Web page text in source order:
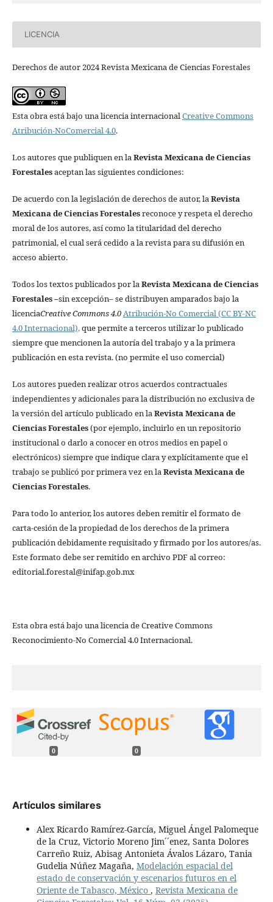
LICENCIA
Derechos de autor 2024 Revista Mexicana de Ciencias Forestales
Esta obra está bajo una licencia internacionalCreative Commons
Atribución-NoComercial 4.0.
Los autores que publiquen en laRevista Mexicana de Ciencias
Forestalesaceptan las siguientes condiciones:
De acuerdo con la legislación de derechos de autor, laRevista
Mexicana de Ciencias Forestalesreconoce y respeta el derecho
moral de los autores, así como la titularidad del derecho
patrimonial, el cual será cedido a la revista para su difusión en
acceso abierto.
Todos los textos publicados por laRevista Mexicana de Ciencias
Forestales–sin excepción– se distribuyen amparados bajo la
licenciaCreative Commons 4.0Atribución-No Comercial (CC BY-NC
4.0 Internacional),que permite a terceros utilizar lo publicado
siempre que mencionen la autoría del trabajo y a la primera
publicación en esta revista. (no permite el uso comercial)
Los autores pueden realizar otros acuerdos contractuales
independientes y adicionales para la distribución no exclusiva de
la versión del artículo publicado en laRevista Mexicana de
Ciencias Forestales(por ejemplo, incluirlo en un repositorio
institucional o darlo a conocer en otros medios en papel o
electrónicos) siempre que indique clara y explícitamente que el
trabajo se publicó por primera vez en laRevista Mexicana de
Ciencias Forestales.
Para todo lo anterior, los autores deben remitir el formato de
carta-cesión de la propiedad de los derechos de la primera
publicación debidamente requisitado y firmado por los autores/as.
Este formato debe ser remitido en archivo PDF al correo:
editorial.forestal@inifap.gob.mx
Esta obra está bajo una licencia de Creative Commons
Reconocimiento-No Comercial 4.0 Internacional.
0 0
Artículos similares
Alex Ricardo Ramírez-García, Miguel Ángel Palomeque
de la Cruz, Victorio Moreno Jim´´enez, Santa Dolores
Carreño Ruiz, Abisag Antonieta Ávalos Lázaro, Tania
Gudelia Núñez Magaña, Modelación espacial del
estado de conservación y escenarios futuros en el
Oriente de Tabasco, México , Revista Mexicana de